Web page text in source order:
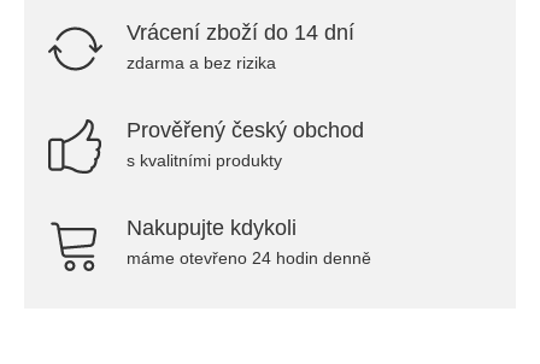
Vrácení zboží do 14 dní
zdarma a bez rizika
Prověřený český obchod
s kvalitními produkty
Nakupujte kdykoli
máme otevřeno 24 hodin denně